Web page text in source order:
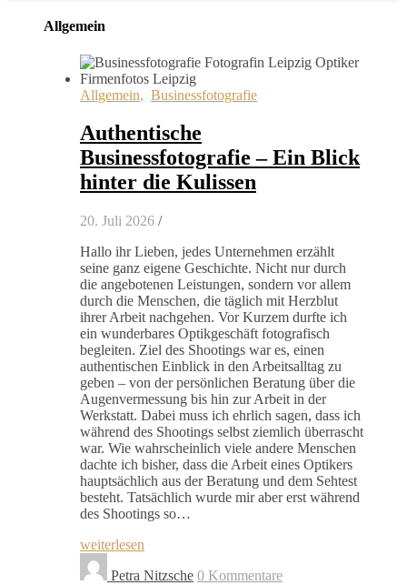
Allgemein
Allgemein, Businessfotografie
Authentische
Businessfotografie – Ein Blick
hinter die Kulissen
20. Juli 2026 /
Hallo ihr Lieben, jedes Unternehmen erzählt
seine ganz eigene Geschichte. Nicht nur durch
die angebotenen Leistungen, sondern vor allem
durch die Menschen, die täglich mit Herzblut
ihrer Arbeit nachgehen. Vor Kurzem durfte ich
ein wunderbares Optikgeschäft fotografisch
begleiten. Ziel des Shootings war es, einen
authentischen Einblick in den Arbeitsalltag zu
geben – von der persönlichen Beratung über die
Augenvermessung bis hin zur Arbeit in der
Werkstatt. Dabei muss ich ehrlich sagen, dass ich
während des Shootings selbst ziemlich überrascht
war. Wie wahrscheinlich viele andere Menschen
dachte ich bisher, dass die Arbeit eines Optikers
hauptsächlich aus der Beratung und dem Sehtest
besteht. Tatsächlich wurde mir aber erst während
des Shootings so…
weiterlesen
Petra Nitzsche 0 Kommentare